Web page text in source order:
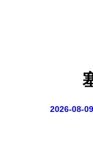
2026-08-